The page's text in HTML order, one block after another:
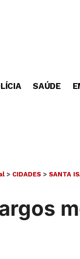
SAÚDE
> CIDADES > SANTA